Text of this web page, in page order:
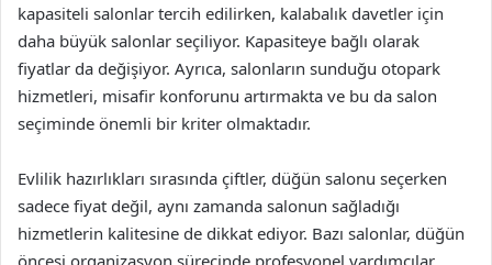
kapasiteli salonlar tercih edilirken, kalabalık davetler için
daha büyük salonlar seçiliyor. Kapasiteye bağlı olarak
fiyatlar da değişiyor. Ayrıca, salonların sunduğu otopark
hizmetleri, misafir konforunu artırmakta ve bu da salon
seçiminde önemli bir kriter olmaktadır.
Evlilik hazırlıkları sırasında çiftler, düğün salonu seçerken
sadece fiyat değil, aynı zamanda salonun sağladığı
hizmetlerin kalitesine de dikkat ediyor. Bazı salonlar, düğün
öncesi organizasyon sürecinde profesyonel yardımcılar